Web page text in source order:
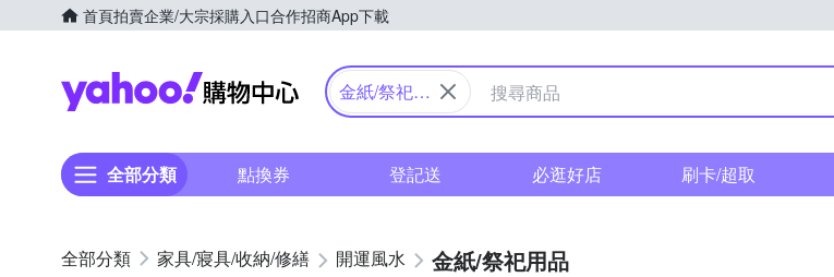
首頁拍賣企業/大宗採購入口合作招商App下載
Yahoo購物中心
金紙/祭祀用
全部分類 點換券 登記送 必逛好店 刷卡/超取
家具/寢具/收納/修繕 開運風水 金紙/祭祀用品